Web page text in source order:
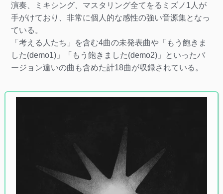
演奏、ミキシング、マスタリング全てをるミズノ1人が
手がけており、非常に個人的な感性の強い音源集となっ
ている。
「考える人たち」を含む4曲の未発表曲や「もう飽きま
した(demo1)」「もう飽きました(demo2)」といったバ
ージョン違いの曲も含めた計18曲が収録されている。